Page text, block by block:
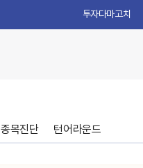
투자다마고치
종목진단 턴어라운드